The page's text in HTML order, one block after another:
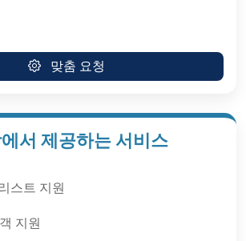
맞춤 요청
서 제공하는 서비스
스트 지원
지원